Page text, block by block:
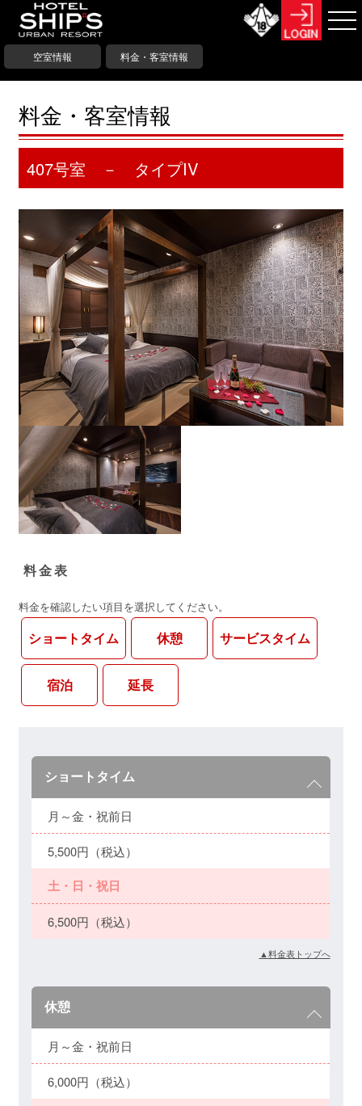
空室情報 料金・客室情報
料金・客室情報
407号室 － タイプIV
料金表
料金を確認したい項目を選択してください。
ショートタイム 休憩 サービスタイム
宿泊 延長
ショートタイム
月～金・祝前日
5,500円（税込）
土・日・祝日
6,500円（税込）
▲料金表トップへ
休憩
月～金・祝前日
6,000円（税込）